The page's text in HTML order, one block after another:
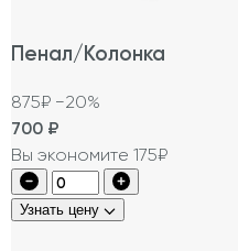
Пенал/Колонка
875₽ −20%
700 ₽
Вы экономите 175₽
Узнать цену